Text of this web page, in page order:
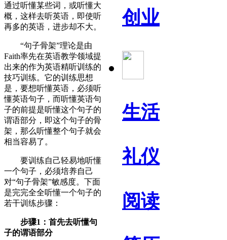
创业
生活
礼仪
阅读
通过听懂某些词，或听懂大
概，这样去听英语，即使听
再多的英语，进步却不大。
“句子骨架”理论是由
Faith率先在英语教学领域提
出来的作为英语精听训练的
技巧训练。它的训练思想
是，要想听懂英语，必须听
懂英语句子，而听懂英语句
子的前提是听懂这个句子的
谓语部分，即这个句子的骨
架，那么听懂整个句子就会
相当容易了。
要训练自己轻易地听懂
一个句子，必须培养自己
对“句子骨架”敏感度。下面
是完完全全听懂一个句子的
若干训练步骤：
步骤1：首先去听懂句
子的谓语部分